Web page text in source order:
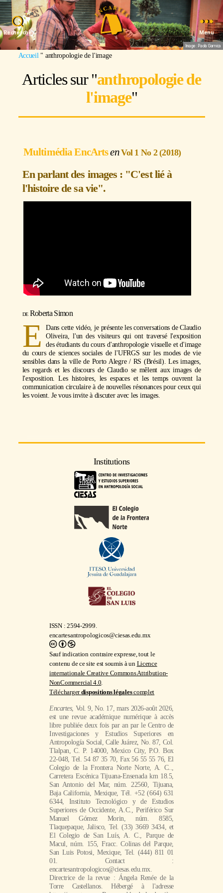
Recherche Menu
Image : Paola Garnica
Accueil " anthropologie de l'image
Articles sur "anthropologie de
l'image"
Multimédia EncArts Vol 1 No 2 (2018)
En parlant des images : "C'est lié à
l'histoire de sa vie".
Roberta Simon
E
Dans cette vidéo, je présente les conversations de Claudio
Oliveira, l'un des visiteurs qui ont traversé l'exposition
des étudiants du cours d'anthropologie visuelle et d'image
du cours de sciences sociales de l'UFRGS sur les modes de vie
sensibles dans la ville de Porto Alegre / RS (Brésil). Les images,
les regards et les discours de Claudio se mêlent aux images de
l'exposition. Les histoires, les espaces et les temps ouvrent la
communication circulaire à de nouvelles résonances pour ceux qui
les voient. Je vous invite à discuter avec les images.
Institutions
ISSN : 2594-2999.
encartesantropologicos@ciesas.edu.mx
Sauf indication contraire expresse, tout le
contenu de ce site est soumis à un Licence
internationale Creative Commons Attribution-
NonCommercial 4.0.
Téléchargerdispositions légalescomplet
Encartes, Vol. 9, No. 17, mars 2026-août 2026,
est une revue académique numérique à accès
libre publiée deux fois par an par le Centro de
Investigaciones y Estudios Superiores en
Antropología Social, Calle Juárez, No. 87, Col.
Tlalpan, C. P. 14000, Mexico City, P.O. Box
22-048, Tel. 54 87 35 70, Fax 56 55 55 76, El
Colegio de la Frontera Norte Norte, A. C..,
Carretera Escénica Tijuana-Ensenada km 18.5,
San Antonio del Mar, núm. 22560, Tijuana,
Baja California, Mexique, Tél. +52 (664) 631
6344, Instituto Tecnológico y de Estudios
Superiores de Occidente, A.C., Periférico Sur
Manuel Gómez Morin, núm. 8585,
Tlaquepaque, Jalisco, Tel. (33) 3669 3434, et
El Colegio de San Luís, A. C., Parque de
Macul, núm. 155, Fracc. Colinas del Parque,
San Luis Potosi, Mexique, Tel. (444) 811 01
01. Contact :
encartesantropologicos@ciesas.edu.mx.
Directrice de la revue : Ángela Renée de la
Torre Castellanos. Hébergé à l'adresse